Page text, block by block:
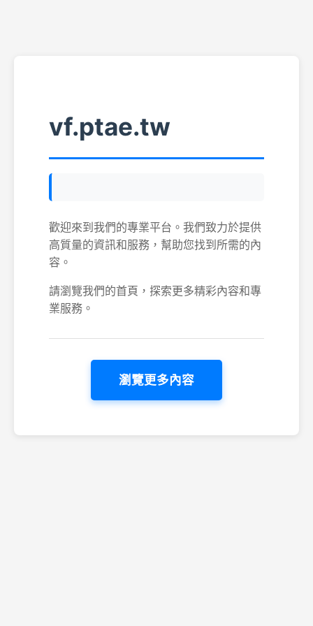
vf.ptae.tw
歡迎來到我們的專業平台。我們致力於提供
高質量的資訊和服務，幫助您找到所需的內
容。
請瀏覽我們的首頁，探索更多精彩內容和專
業服務。
瀏覽更多內容